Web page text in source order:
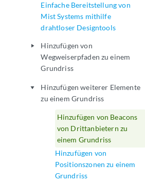
Einfache Bereitstellung von
Mist Systems mithilfe
drahtloser Designtools
play_arrow
Hinzufügen von
Wegweiserpfaden zu einem
Grundriss
play_arrow
Hinzufügen weiterer Elemente
zu einem Grundriss
Hinzufügen von Beacons
von Drittanbietern zu
einem Grundriss
Hinzufügen von
Positionszonen zu einem
Grundriss